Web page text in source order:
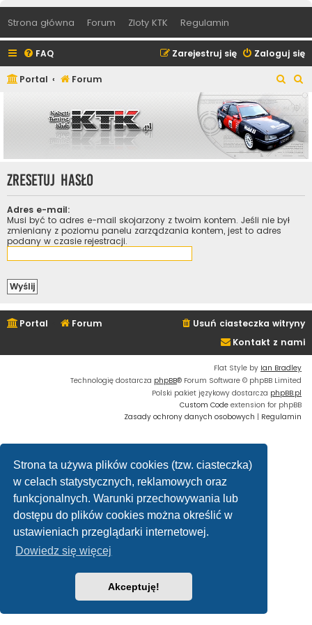
Strona ta używa plików cookies (tzw. ciasteczka)
w celach statystycznych, reklamowych oraz
funkcjonalnych. Warunki przechowywania lub
dostępu do plików cookies można określić w
ustawieniach przeglądarki internetowej.
Dowiedz się więcej
Akceptuję!
Strona główna Forum Zloty KTK Regulamin
FAQ Zaloguj się
Zarejestruj się
Portal Forum
z
u
k
z
u
k
a
Zresetuj hasło
Adres e-mail:
Musi być to adres e-mail skojarzony z twoim kontem. Jeśli nie był
zmieniany z poziomu panelu zarządzania kontem, jest to adres
podany w czasie rejestracji.
Portal Forum
Usuń ciasteczka witryny
Kontakt z nami
Flat Style by Ian Bradley
Technologię dostarcza phpBB® Forum Software © phpBB Limited
Polski pakiet językowy dostarcza phpBB.pl
Custom Code extension for phpBB
Zasady ochrony danych osobowych | Regulamin